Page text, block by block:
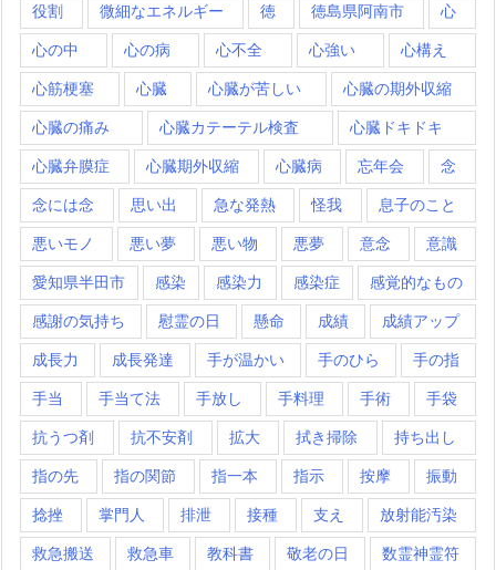
役割 微細なエネルギー 徳 徳島県阿南市 心
心の中 心の病 心不全 心強い 心構え
心筋梗塞 心臓 心臓が苦しい 心臓の期外収縮
心臓の痛み 心臓カテーテル検査 心臓ドキドキ
心臓弁膜症 心臓期外収縮 心臓病 忘年会 念
念には念 思い出 急な発熱 怪我 息子のこと
悪いモノ 悪い夢 悪い物 悪夢 意念 意識
愛知県半田市 感染 感染力 感染症 感覚的なもの
感謝の気持ち 慰霊の日 懸命 成績 成績アップ
成長力 成長発達 手が温かい 手のひら 手の指
手当 手当て法 手放し 手料理 手術 手袋
抗うつ剤 抗不安剤 拡大 拭き掃除 持ち出し
指の先 指の関節 指一本 指示 按摩 振動
捻挫 掌門人 排泄 接種 支え 放射能汚染
救急搬送 救急車 教科書 敬老の日 数霊神霊符